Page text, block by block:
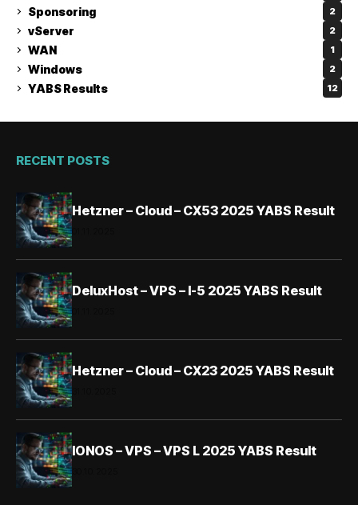
Sponsoring 2
vServer 2
WAN 1
Windows 2
YABS Results 12
RECENT POSTS
Hetzner – Cloud – CX53 2025 YABS Result
DeluxHost – VPS – I-5 2025 YABS Result
Hetzner – Cloud – CX23 2025 YABS Result
IONOS – VPS – VPS L 2025 YABS Result